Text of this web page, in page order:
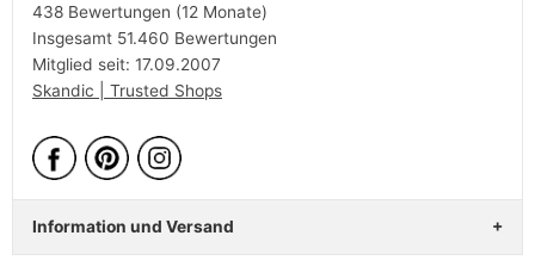
438 Bewertungen (12 Monate)
Insgesamt 51.460 Bewertungen
Mitglied seit: 17.09.2007
Skandic | Trusted Shops
Information und Versand